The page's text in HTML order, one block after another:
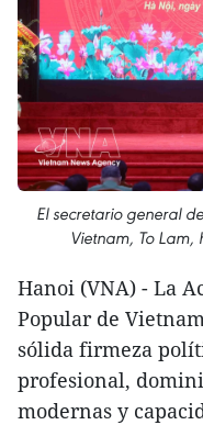
El secretario general
Vietnam, To Lam,
Hanoi (VNA) - La
Popular de
sólida firmeza
profesional,
modernas y